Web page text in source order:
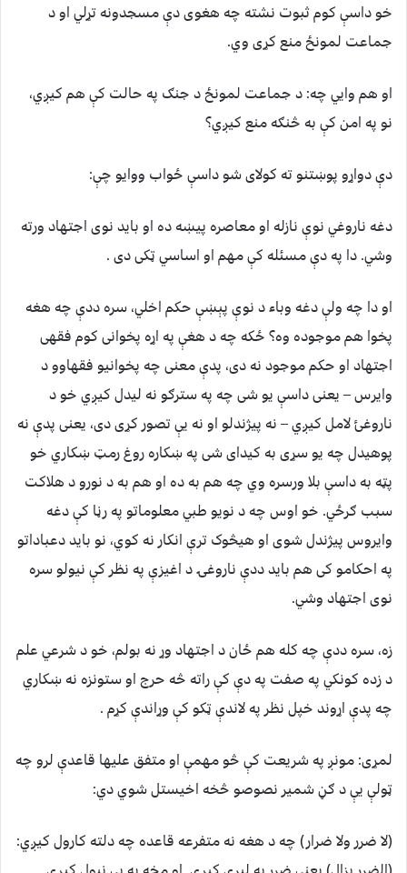
خو داسې کوم ثبوت نشته چه هغوی دې مسجدونه تړلي او د
جماعت لمونځ منع کړی وي.
او هم وايي چه: د جماعت لمونځ د جنګ په حالت کې هم کیږي،
نو په امن کې به څنګه منع کیږي؟
دې دواړو پوښتنو ته کولای شو داسې ځواب ووایو چې:
دغه ناروغي نوې نازله او معاصره پیښه ده او باید نوی اجتهاد ورته
وشي. دا په دې مسئله کې مهم او اساسي ټکی دی .
او دا چه ولې دغه وبا‌ء د نوې پېښې حکم اخلي، سره ددې چه هغه
پخوا هم موجوده وه؟ ځکه چه د هغې په اړه پخوانی کوم فقهی
اجتهاد او حکم موجود نه دی، پدې معنی چه پخوانیو فقهاوو د
وایرس – یعنی داسې یو شی چه په سترګو نه لیدل کیږي خو د
ناروغئ لامل کیږي – نه پیژندلو او نه يې تصور کړی دی، یعنی پدې نه
پوهیدل چه یو سړی به کیدای شی په ښکاره روغ رمټ ښکاري خو
پټه به داسې بلا ورسره وي چه هم به ده او هم به د نورو د هلاکت
سبب ګرځي. خو اوس چه د نویو طبي معلوماتو په رڼا کې دغه
وایروس پيژندل شوی او هیڅوک ترې انکار نه کوي، نو باید دعباداتو
په احکامو کی هم باید ددې ناروغۍ د اغیزې په نظر کې نیولو سره
نوی اجتهاد وشي.
زه، سره ددې چه کله هم ځان د اجتهاد وړ نه بولم، خو د شرعي علم
د زده کونکي په صفت په دې کې راته څه حرج او ستونزه نه ښکاري
چه پدې اړوند خپل نظر په لاندې ټکو کې وړاندې کړم .
لمړی: مونږ په شریعت کې څو مهمې او متفق علیها قاعدې لرو چه
ټولې يې د ګڼ شمیر نصوصو څخه اخیستل شوي دي:
(لا ضرر ولا ضرار) چه د هغه نه متفرعه قاعده چه دلته کارول کیږي: